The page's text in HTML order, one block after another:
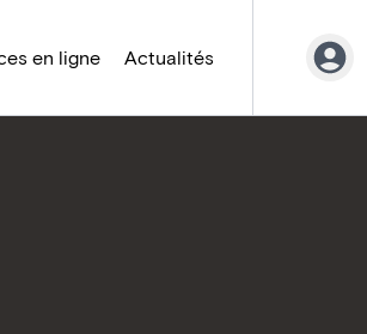
en ligne Actualités